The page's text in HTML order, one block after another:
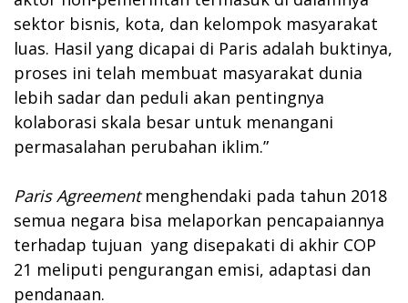
sektor bisnis, kota, dan kelompok masyarakat
luas. Hasil yang dicapai di Paris adalah buktinya,
proses ini telah membuat masyarakat dunia
lebih sadar dan peduli akan pentingnya
kolaborasi skala besar untuk menangani
permasalahan perubahan iklim.”
Paris Agreementmenghendaki pada tahun 2018
semua negara bisa melaporkan pencapaiannya
terhadap tujuan yang disepakati di akhir COP
21 meliputi pengurangan emisi, adaptasi dan
pendanaan.